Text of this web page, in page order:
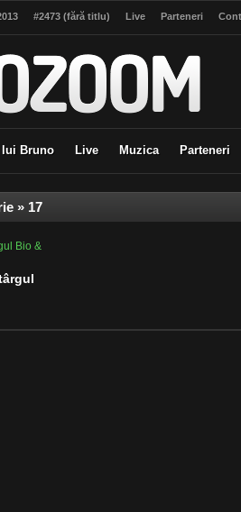
#2473 (fără titlu) Live Parteneri
lui Bruno Live Muzica Parteneri
» 17